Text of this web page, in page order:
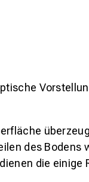
des Bodens
die einige